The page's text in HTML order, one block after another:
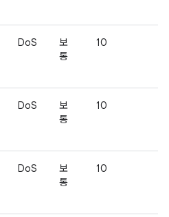
DoS
보
통
10
DoS
보
통
10
DoS
보
통
10